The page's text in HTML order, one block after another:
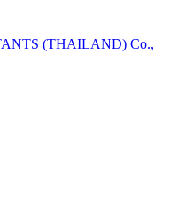
(THAILAND) Co.,